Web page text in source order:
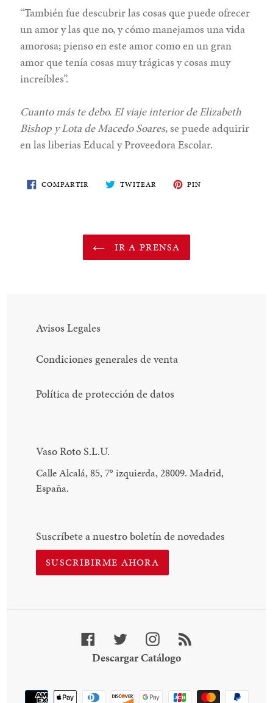
“También fue descubrir las cosas que puede ofrecer
un amor y las que no, y cómo manejamos una vida
amorosa; pienso en este amor como en un gran
amor que tenía cosas muy trágicas y cosas muy
increíbles”.
Cuanto más te debo. El viaje interior de Elizabeth
Bishop y Lota de Macedo Soares, se puede adquirir
en las liberias Educal y Proveedora Escolar.
COMPARTIR COMPARTE
EN
TWITEAR TWITEA
EN
PIN
IR A PRENSA
Avisos Legales
Condiciones generales de venta
Política de protección de datos
Vaso Roto S.L.U.
Calle Alcalá, 85, 7° izquierda, 28009. Madrid,
España.
Suscríbete a nuestro boletín de novedades
SUSCRIBIRME AHORA
Facebook TwitterInstagram
Descargar CatálogoDescargar
Método